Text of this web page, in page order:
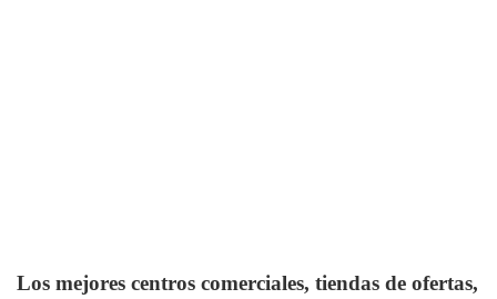
Los mejores centros comerciales, tiendas de ofertas,